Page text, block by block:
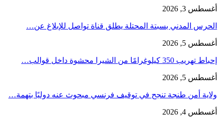
أغسطس 3, 2026
الحرس المدني بسبتة المحتلة يطلق قناة تواصل للإبلاغ عن…
أغسطس 5, 2026
إحباط تهريب 350 كيلوغرامًا من الشيرا محشوة داخل قوالب…
أغسطس 5, 2026
ولاية أمن طنجة تنجح في توقيف فرنسي مبحوث عنه دوليًا بتهمة…
أغسطس 4, 2026